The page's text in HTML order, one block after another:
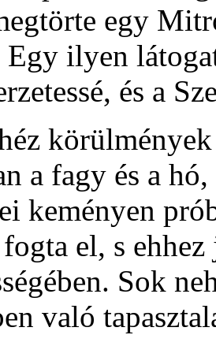
egy
Egy ilyen
és a
a fagy és a
keményen
el, s
Sok
való